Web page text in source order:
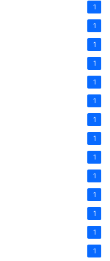
1
1
1
1
1
1
1
1
1
1
1
1
1
1